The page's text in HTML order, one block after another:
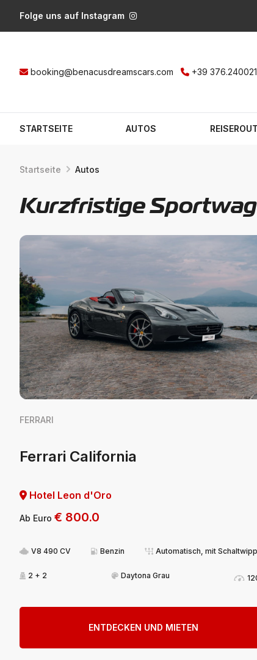
Folge uns auf Instagram
booking@benacusdreamscars.com +39
STARTSEITE AUTOS
Startseite Autos
Kurzfristige
FERRARI
Ferrari California
Hotel Leon d'Oro
Ab Euro € 800.0
V8 490 CV Benzin Automatisch, mit
2 + 2 Daytona Grau
ENTDECKEN UND MIETEN